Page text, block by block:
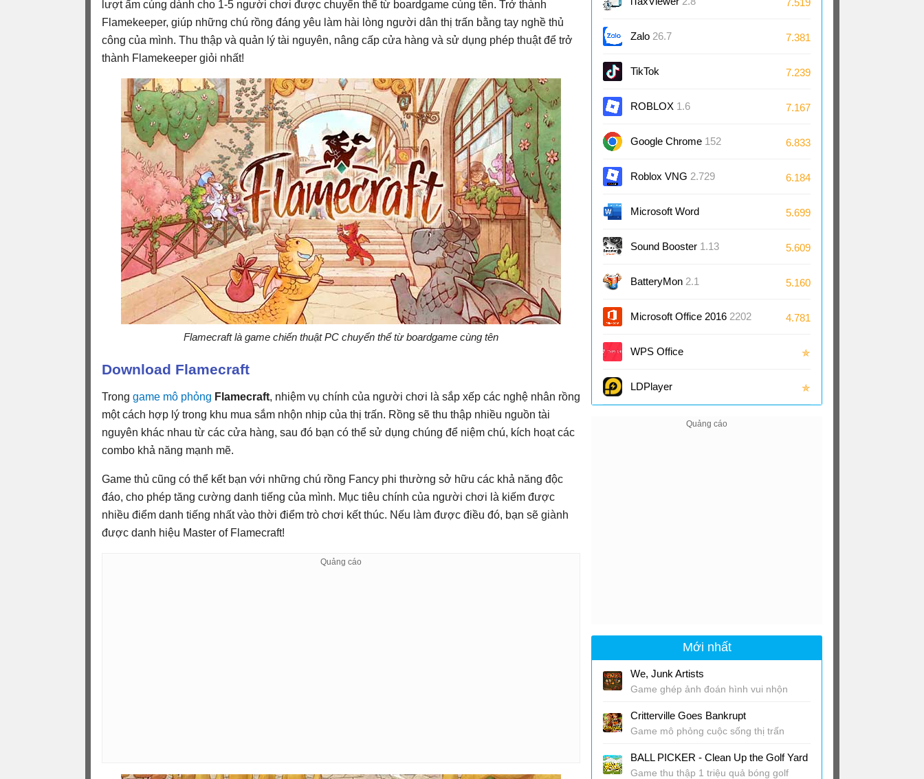
lượt ấm cúng dành cho 1-5 người chơi được chuyển thể từ boardgame cùng tên. Trở thành
Flamekeeper, giúp những chú rồng đáng yêu làm hài lòng người dân thị trấn bằng tay nghề thủ
công của mình. Thu thập và quản lý tài nguyên, nâng cấp cửa hàng và sử dụng phép thuật để trở
thành Flamekeeper giỏi nhất!
Flamecraft là game chiến thuật PC chuyển thể từ boardgame cùng tên
Download Flamecraft
Trong game mô phỏng Flamecraft, nhiệm vụ chính của người chơi là sắp xếp các nghệ nhân rồng
một cách hợp lý trong khu mua sắm nhộn nhịp của thị trấn. Rồng sẽ thu thập nhiều nguồn tài
nguyên khác nhau từ các cửa hàng, sau đó bạn có thể sử dụng chúng để niệm chú, kích hoạt các
combo khả năng mạnh mẽ.
Game thủ cũng có thể kết bạn với những chú rồng Fancy phi thường sở hữu các khả năng độc
đáo, cho phép tăng cường danh tiếng của mình. Mục tiêu chính của người chơi là kiếm được
nhiều điểm danh tiếng nhất vào thời điểm trò chơi kết thúc. Nếu làm được điều đó, bạn sẽ giành
được danh hiệu Master of Flamecraft!
7.519
Zalo 26.7 7.381
TikTok 7.239
ROBLOX 1.6 7.167
Google Chrome 152 6.833
Roblox VNG 2.729 6.184
Microsoft Word
2024/2021/2019/2016
5.699
Sound Booster 1.13 5.609
BatteryMon 2.1 5.160
Microsoft Office 2016 2202
(16.0
4.781
WPS Office ✯
LDPlayer ✯
Mới nhất
We, Junk Artists
Game ghép ảnh đoán hình vui nhộn
Critterville Goes Bankrupt
Game mô phỏng cuộc sống thị trấn
BALL PICKER - Clean Up the Golf Yard
Game thu thập 1 triệu quả bóng golf